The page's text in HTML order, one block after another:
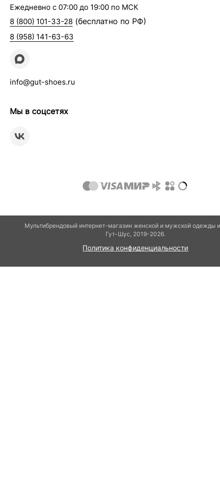
Ежедневно с 07:00 до 19:00 по МСК
8 (800) 101-33-28 (бесплатно по РФ)
8 (958) 141-63-63
info@gut-shoes.ru
Мы в соцсетях
Мультибрендовый интернет-магазин женской и мужской одежды
Гут-Шуc, 2019-2026.
Политика конфиденциальности